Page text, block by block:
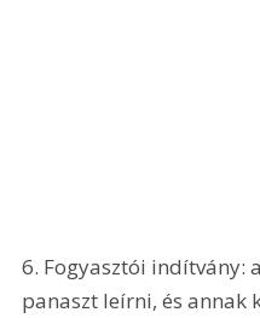
6. Fogyasztói indítvány:
panaszt leírni, és annak